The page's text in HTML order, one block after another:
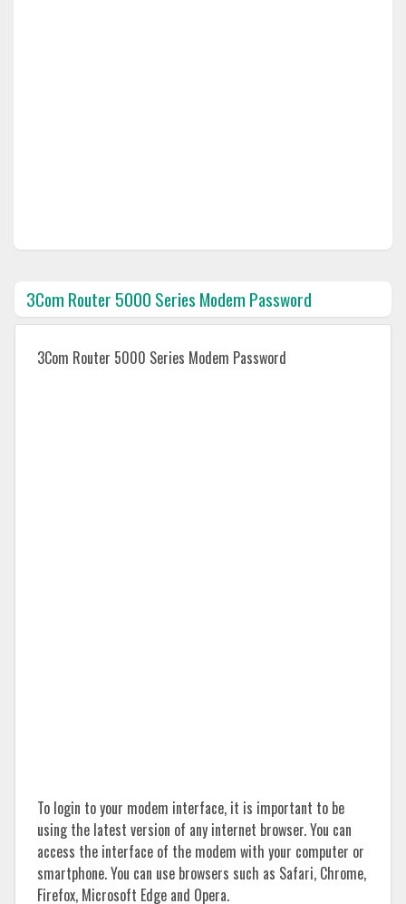
3Com Router 5000 Series Modem Password
3Com Router 5000 Series Modem Password
To login to your modem interface, it is important to be
using the latest version of any internet browser. You can
access the interface of the modem with your computer or
smartphone. You can use browsers such as Safari, Chrome,
Firefox, Microsoft Edge and Opera.